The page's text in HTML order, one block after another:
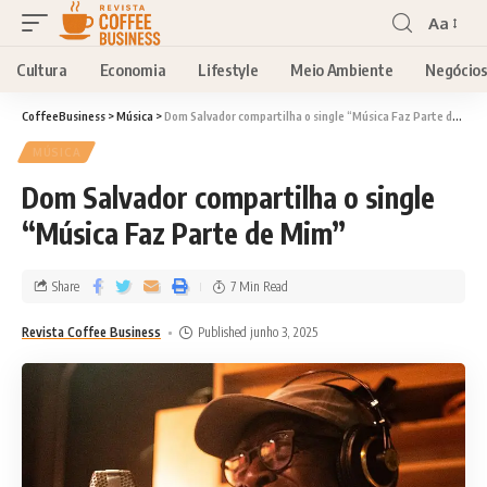
Aa
Cultura Economia Lifestyle Meio Ambiente Negócios
CoffeeBusiness >Música >Dom Salvador compartilha o single “Música Faz Parte de Mim”
MÚSICA
Dom Salvador compartilha o single
“Música Faz Parte de Mim”
Revista Coffee Business Published junho 3, 2025
Share 7 Min Read